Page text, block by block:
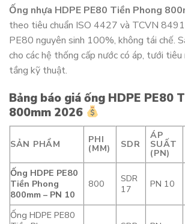
Ống nhựa HDPE PE80 Tiền Phong
theo tiêu chuẩn ISO 4427 và TCVN
PE80 nguyên sinh 100%, không tái chế.
cho các hệ thống cấp nước có áp, tưới tiêu
tầng kỹ thuật.
Bảng báo giá ống HDPE PE80
800mm 2026
SẢN PHẨM PHI
(MM) SDR
ÁP
SUẤT
(PN)
Ống HDPE PE80
Tiền Phong
800mm – PN 10
800
SDR
17
PN 10
Ống HDPE PE80